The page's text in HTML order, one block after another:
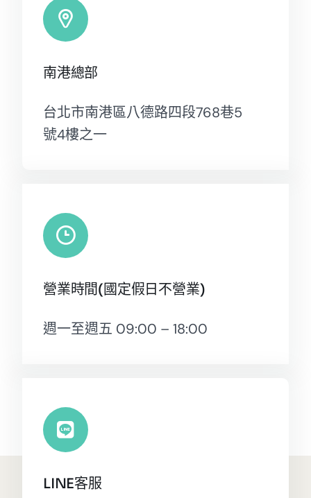
南港總部
台北市南港區八德路四段768巷5
號4樓之一
營業時間(國定假日不營業)
週一至週五 09:00 – 18:00
LINE客服